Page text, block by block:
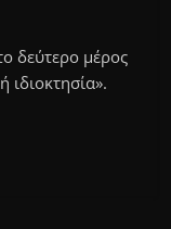
δεύτερο μέρος
ιδιοκτησία».